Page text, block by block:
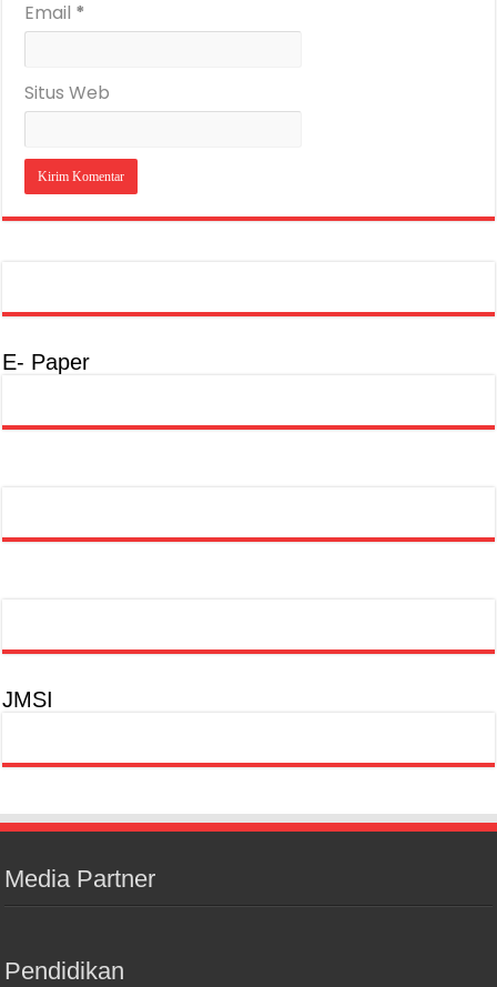
Email *
Situs Web
E- Paper
JMSI
Media Partner
Pendidikan